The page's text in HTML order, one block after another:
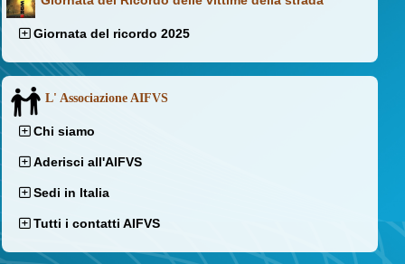
Giornata del ricordo 2025
L' Associazione AIFVS
Chi siamo
Aderisci all'AIFVS
Sedi in Italia
Tutti i contatti AIFVS